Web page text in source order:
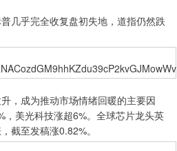
乎完全收复盘初失地，道指仍然跌
成为推动市场情绪回暖的主要因
，美光科技涨超6%。全球芯片龙头英
截至发稿涨0.82%。